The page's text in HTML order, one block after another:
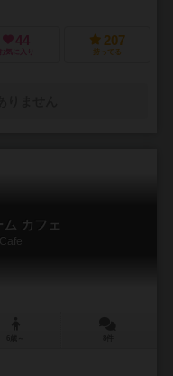
44
お気に入り
207
持ってる
カフェ